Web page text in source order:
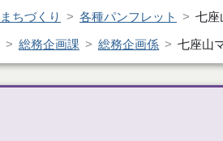
ちづくり 各種パンフレット 七座
総務企画課 総務企画係 七座山